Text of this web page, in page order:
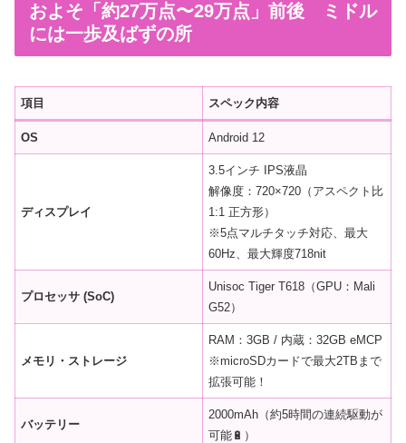
およそ「約27万点〜29万点」前後 ミドル
には一歩及ばずの所
項目 スペック内容
OS Android 12
ディスプレイ
3.5インチ IPS液晶
解像度：720×720（アスペクト比
1:1 正方形）
※5点マルチタッチ対応、最大
60Hz、最大輝度718nit
プロセッサ (SoC)
Unisoc Tiger T618（GPU：Mali
G52）
メモリ・ストレージ
RAM：3GB / 内蔵：32GB eMCP
※microSDカードで最大2TBまで
拡張可能！
バッテリー
2000mAh（約5時間の連続駆動が
可能🔋）